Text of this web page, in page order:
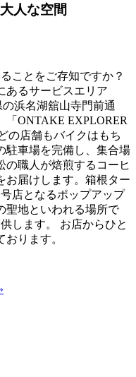
人な空間
ことをご存知ですか？
あるサービスエリア
の浜名湖舘山寺門前通
「ONTAKE EXPLORER
の店舗もバイクはもち
駐車場を完備し、集合場
の職人が焙煎するコーヒ
お届けします。箱根ター
店となるポップアップ
聖地といわれる場所で
します。 お店からひと
ります。